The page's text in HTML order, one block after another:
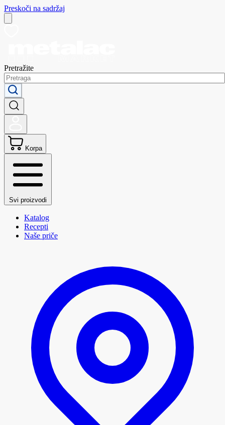
Preskoči na sadržaj
Pretražite
Korpa
Svi proizvodi
Katalog
Recepti
Naše priče